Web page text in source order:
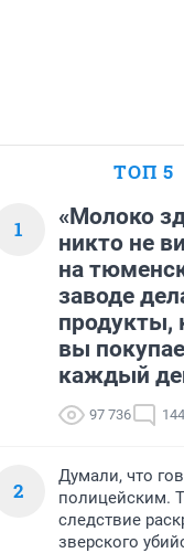
ТОП 5
1
«Молоко
никто не
на
заводе
продукты,
вы
каждый
97 736 144
2
Думали, что
полицейским.
следствие
зверского